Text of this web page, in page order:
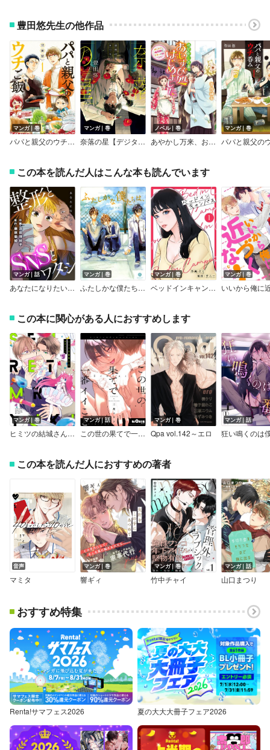
豊田悠先生の他作品
マンガ｜巻
パパと親父のウチご飯
マンガ｜巻
奈落の星【デジタル版限定特典付き】
ノベル｜巻
あやかし万来、おむすび処はじめました。
マンガ｜巻
この本を読んだ人はこんな本も読んでいます
マンガ｜話
あなたになりたい～整形とSNSとワタシ～ 分冊版
マンガ｜巻
ふたしかな僕たちは、
マンガ｜巻
ベッドインキャンパス【電子単行本版】
マンガ｜巻
この本に関心がある人におすすめします
マンガ｜巻
ヒミツの結城さん【電子限定特典つき】
マンガ｜話
この世の果てで一番イイこと
マンガ｜巻
Qpa vol.142～エロ
マンガ｜話
狂い鳴くのは
この本を読んだ人におすすめの著者
音声
マミタ
マンガ｜巻
響ギィ
マンガ｜巻
竹中チャイ
マンガ｜話
山口まつり
おすすめ特集
Renta!サマフェス2026 夏の大大大冊子フェア2026